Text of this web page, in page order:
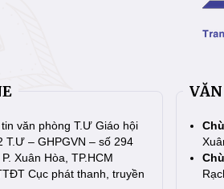
văn phòng T.Ư Giáo hội
T.Ư – GHPGVN – số 294
Xuân Hòa, TP.HCM
Cục phát thanh, truyền